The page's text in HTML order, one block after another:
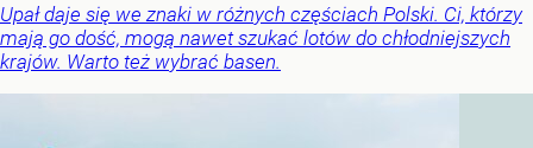
Upał daje się we znaki w różnych częściach Polski. Ci, którzy
mają go dość, mogą nawet szukać lotów do chłodniejszych
krajów. Warto też wybrać basen.